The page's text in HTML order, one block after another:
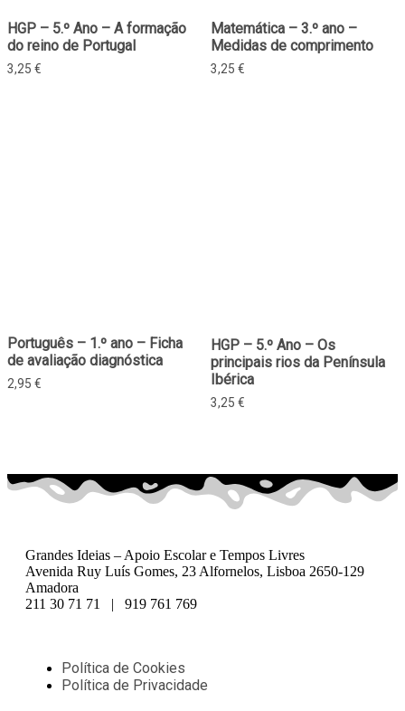
HGP – 5.º Ano – A formação
do reino de Portugal
3,25 €
Matemática – 3.º ano –
Medidas de comprimento
3,25 €
Português – 1.º ano – Ficha
de avaliação diagnóstica
2,95 €
HGP – 5.º Ano – Os
principais rios da Península
Ibérica
3,25 €
Grandes Ideias – Apoio Escolar e Tempos Livres
Avenida Ruy Luís Gomes, 23 Alfornelos, Lisboa 2650-129
Amadora
211 30 71 71 | 919 761 769
Política de Cookies
Política de Privacidade